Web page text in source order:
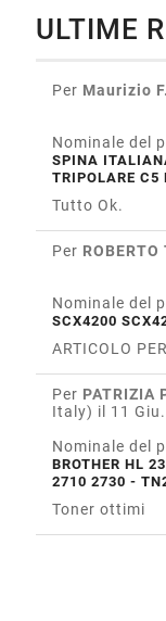
ULTIME
Per Maurizio F.
Nominale del
SPINA
TRIPOLARE C5
Tutto Ok.
Per ROBERTO
Nominale del
SCX4200
ARTICOLO
Per PATRIZIA
Italy) il 11
Nominale del
BROTHER HL
2710 2730 -
Toner ottimi